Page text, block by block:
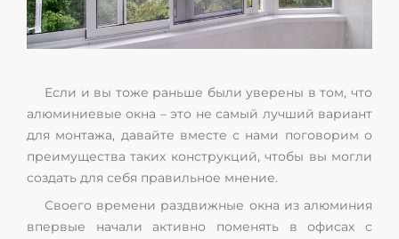
Если и вы тоже раньше были уверены в том, что
алюминиевые окна – это не самый лучший вариант
для монтажа, давайте вместе с нами поговорим о
преимущества таких конструкций, чтобы вы могли
создать для себя правильное мнение.
Своего времени раздвижные окна из алюминия
впервые начали активно поменять в офисах с